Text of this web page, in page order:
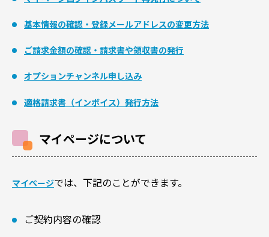
基本情報の確認・登録メールアドレスの変更方法
ご請求金額の確認・請求書や領収書の発行
オプションチャンネル申し込み
適格請求書（インボイス）発行方法
マイページについて
マイぺージでは、下記のことができます。
ご契約内容の確認